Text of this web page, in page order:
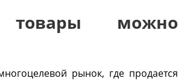
товары можно
рынок, где продается